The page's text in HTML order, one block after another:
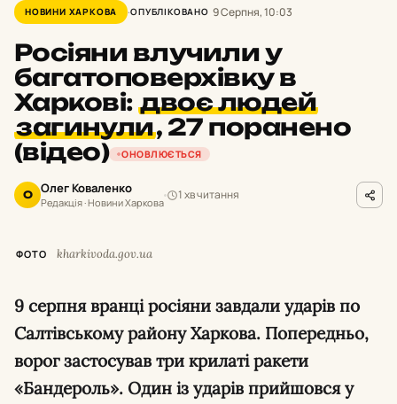
НОВИНИ ХАРКОВА ОПУБЛІКОВАНО 9 Серпня, 10:03
Росіяни влучили у
багатоповерхівку в
Харкові:двоє людей
загинули, 27 поранено
(відео)
ОНОВЛЮЄТЬСЯ
О Олег Коваленко
Редакція · Новини Харкова
1 хв читання
ФОТО kharkivoda.gov.ua
9 серпня вранці росіяни завдали ударів по
Салтівському району Харкова. Попередньо,
ворог застосував три крилаті ракети
«Бандероль». Один із ударів прийшовся у